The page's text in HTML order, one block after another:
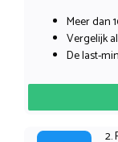
Meer dan
Vergelijk
De last-
2.